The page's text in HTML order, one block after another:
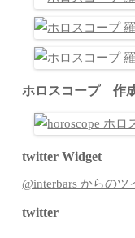
ホロスコープ 作
twitter Widget
@interbars からのツ
twitter